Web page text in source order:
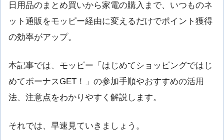
日用品のまとめ買いから家電の購入まで、いつものネ
ット通販をモッピー経由に変えるだけでポイント獲得
の効率がアップ。
本記事では、モッピー「はじめてショッピングではじ
めてボーナスGET！」の参加手順やおすすめの活用
法、注意点をわかりやすく解説します。
それでは、早速見ていきましょう。